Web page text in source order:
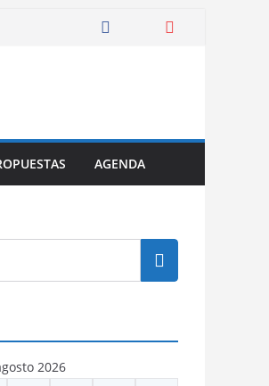
AGENDA
2026